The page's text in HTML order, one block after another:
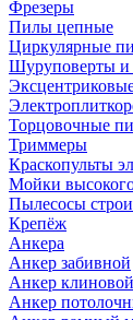
Фрезеры
Пилы цепные
Циркулярные
Шуруповерты и
Торцовочные
Триммеры
Краскопульты
Мойки
Пылесосы
Крепёж
Анкера
Анкер забивной
Анкер клиновой
Анкер